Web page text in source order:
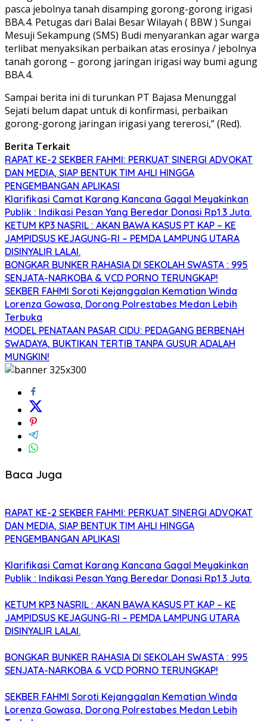
pasca jebolnya tanah disamping gorong-gorong irigasi
BBA.4. Petugas dari Balai Besar Wilayah ( BBW ) Sungai
Mesuji Sekampung (SMS) Budi menyarankan agar warga
terlibat menyaksikan perbaikan atas erosinya / jebolnya
tanah gorong – gorong jaringan irigasi way bumi agung
BBA.4.
Sampai berita ini di turunkan PT Bajasa Menunggal
Sejati belum dapat untuk di konfirmasi, perbaikan
gorong-gorong jaringan irigasi yang tererosi,” (Red).
Berita Terkait
RAPAT KE-2 SEKBER FAHMI: PERKUAT SINERGI ADVOKAT
DAN MEDIA, SIAP BENTUK TIM AHLI HINGGA
PENGEMBANGAN APLIKASI
Klarifikasi Camat Karang Kancana Gagal Meyakinkan
Publik : Indikasi Pesan Yang Beredar Donasi Rp1.3 Juta.
KETUM KP3 NASRIL : AKAN BAWA KASUS PT KAP – KE
JAMPIDSUS KEJAGUNG-RI – PEMDA LAMPUNG UTARA
DISINYALIR LALAI.
BONGKAR BUNKER RAHASIA DI SEKOLAH SWASTA : 995
SENJATA-NARKOBA & VCD PORNO TERUNGKAP!
SEKBER FAHMI Soroti Kejanggalan Kematian Winda
Lorenza Gowasa, Dorong Polrestabes Medan Lebih
Terbuka
MODEL PENATAAN PASAR CIDU: PEDAGANG BERBENAH
SWADAYA, BUKTIKAN TERTIB TANPA GUSUR ADALAH
MUNGKIN!
Baca Juga
RAPAT KE-2 SEKBER FAHMI: PERKUAT SINERGI ADVOKAT
DAN MEDIA, SIAP BENTUK TIM AHLI HINGGA
PENGEMBANGAN APLIKASI
Klarifikasi Camat Karang Kancana Gagal Meyakinkan
Publik : Indikasi Pesan Yang Beredar Donasi Rp1.3 Juta.
KETUM KP3 NASRIL : AKAN BAWA KASUS PT KAP – KE
JAMPIDSUS KEJAGUNG-RI – PEMDA LAMPUNG UTARA
DISINYALIR LALAI.
BONGKAR BUNKER RAHASIA DI SEKOLAH SWASTA : 995
SENJATA-NARKOBA & VCD PORNO TERUNGKAP!
SEKBER FAHMI Soroti Kejanggalan Kematian Winda
Lorenza Gowasa, Dorong Polrestabes Medan Lebih